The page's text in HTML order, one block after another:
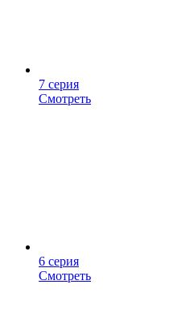
7 серия
Смотреть
6 серия
Смотреть